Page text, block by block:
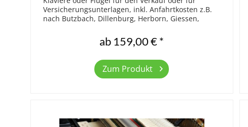
Versicherungsunterlagen, inkl. Anfahrtkosten z.B.
nach Butzbach, Dillenburg, Herborn, Giessen,
ab 159,00 € *
Zum Produkt